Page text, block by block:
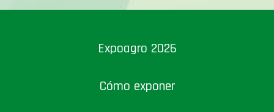
Expoagro 2026
Cómo exponer